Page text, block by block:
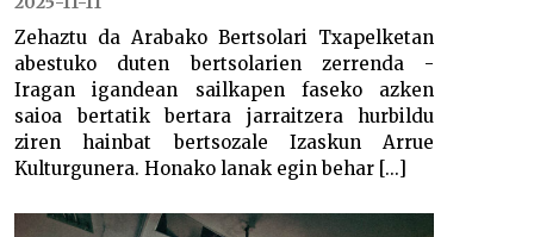
Zehaztu da Arabako Bertsolari Txapelketan
abestuko duten bertsolarien zerrenda -
Iragan igandean sailkapen faseko azken
saioa bertatik bertara jarraitzera hurbildu
ziren hainbat bertsozale Izaskun Arrue
Kulturgunera. Honako lanak egin behar [...]